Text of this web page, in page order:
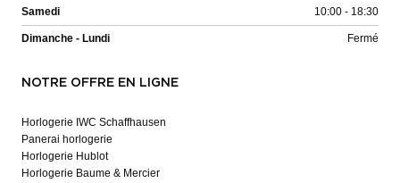
Samedi 10:00 - 18:30
Dimanche - Lundi Fermé
NOTRE OFFRE EN LIGNE
Horlogerie IWC Schaffhausen
Panerai horlogerie
Horlogerie Hublot
Horlogerie Baume & Mercier